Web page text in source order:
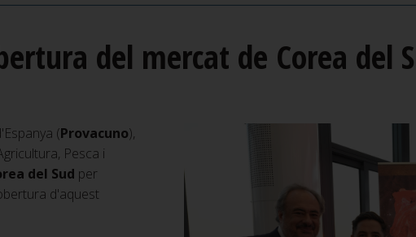
del mercat de Corea del
(Provacuno),
Pesca i
del Sud per
d'aquest